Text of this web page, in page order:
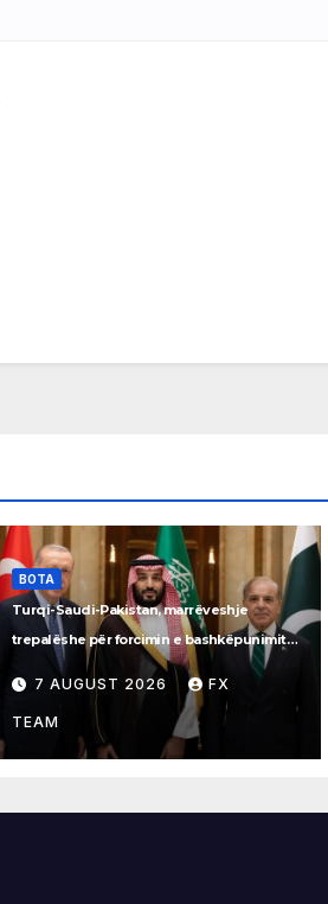
BOTA
Turqi-Saudi-Pakistan, marrëveshje
trepalëshe për forcimin e bashkëpunimit
ushtarak
7 AUGUST 2026 FX
TEAM